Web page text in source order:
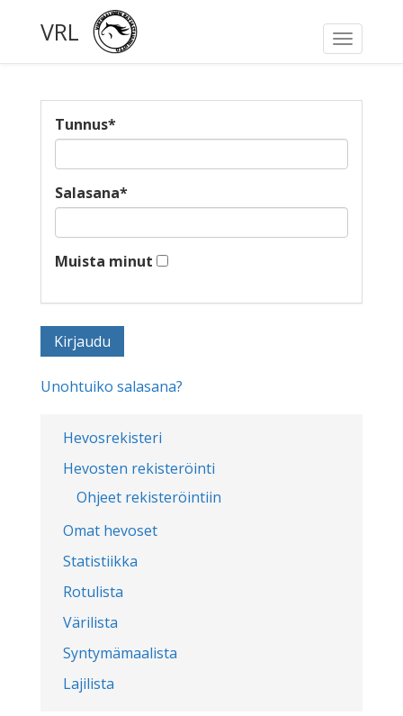
Toggle
VRL
Hevosrekisteri
Hevosten rekisteröinti
Ohjeet rekisteröintiin
Omat hevoset
Statistiikka
Rotulista
Värilista
Syntymämaalista
Lajilista
Tunnus*
Salasana*
Muista minut
Unohtuiko salasana?